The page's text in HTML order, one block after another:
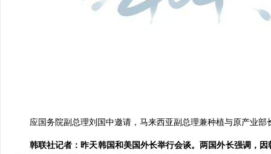
应国务院副总理刘国中邀请，马来西亚副总理兼种植与原产业部
韩联社记者：昨天韩国和美国外长举行会谈。两国外长强调，